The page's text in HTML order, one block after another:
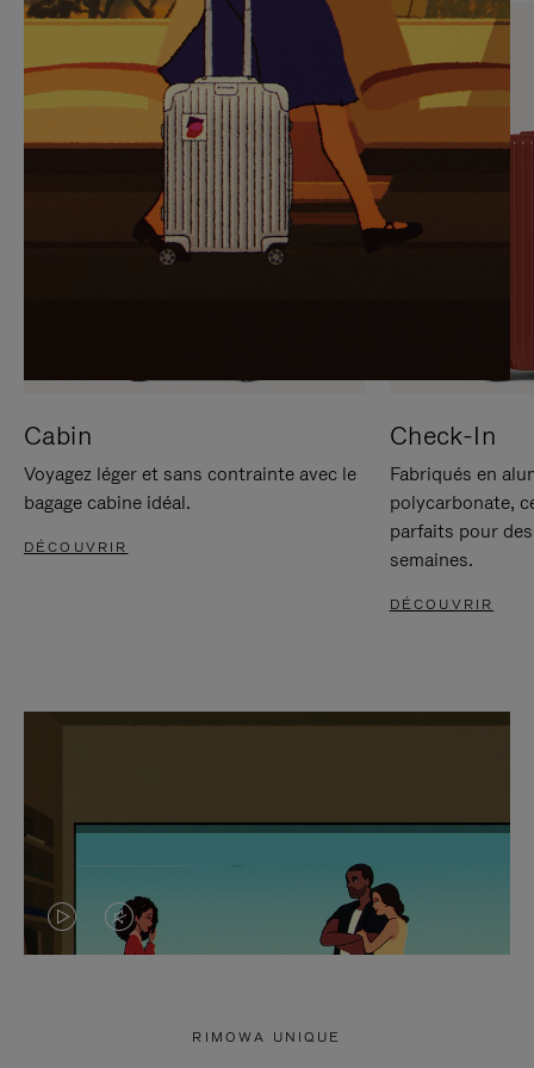
SUR
POUR
METTRE
PAUSE
VEUILLEZ
CLIQUER
POUR
RÉACTIVER
LE
SON
Cabin
Voyagez léger et sans contrainte avec le
bagage cabine idéal.
DÉCOUVRIR
Check-In
Fabriqués en
polycarbonate,
parfaits pour
semaines.
DÉCOUVRIR
LA LE
RIMOWA UNIQUE